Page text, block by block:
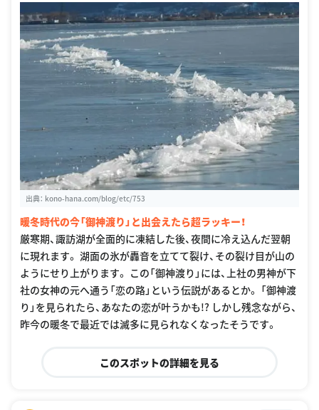
出典： kono-hana.com/blog/etc/753
暖冬時代の今「御神渡り」と出会えたら超ラッキー！
厳寒期、諏訪湖が全面的に凍結した後、夜間に冷え込んだ翌朝
に現れます。 湖面の氷が轟音を立てて裂け、その裂け目が山の
ようにせり上がります。 この「御神渡り」には、上社の男神が下
社の女神の元へ通う「恋の路」という伝説があるとか。 「御神渡
り」を見られたら、あなたの恋が叶うかも!? しかし残念ながら、
昨今の暖冬で最近では滅多に見られなくなったそうです。
このスポットの詳細を見る